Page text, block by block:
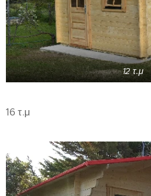
12 τ.μ
16 τ.μ